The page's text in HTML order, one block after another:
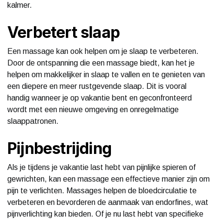
kalmer.
Verbetert slaap
Een massage kan ook helpen om je slaap te verbeteren.
Door de ontspanning die een massage biedt, kan het je
helpen om makkelijker in slaap te vallen en te genieten van
een diepere en meer rustgevende slaap. Dit is vooral
handig wanneer je op vakantie bent en geconfronteerd
wordt met een nieuwe omgeving en onregelmatige
slaappatronen.
Pijnbestrijding
Als je tijdens je vakantie last hebt van pijnlijke spieren of
gewrichten, kan een massage een effectieve manier zijn om
pijn te verlichten. Massages helpen de bloedcirculatie te
verbeteren en bevorderen de aanmaak van endorfines, wat
pijnverlichting kan bieden. Of je nu last hebt van specifieke